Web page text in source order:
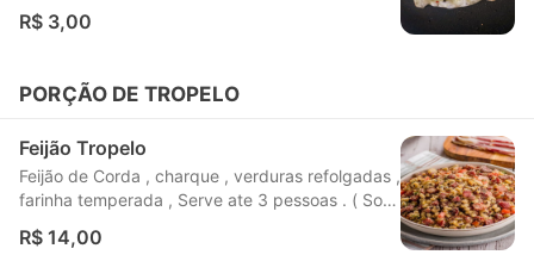
R$ 3,00
PORÇÃO DE TROPELO
Feijão Tropelo
Feijão de Corda , charque , verduras refolgadas ,
farinha temperada , Serve ate 3 pessoas . ( So
R$ 14,00